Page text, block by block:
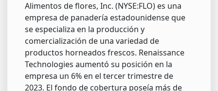
Alimentos de flores, Inc. (NYSE:FLO) es una
empresa de panadería estadounidense que
se especializa en la producción y
comercialización de una variedad de
productos horneados frescos. Renaissance
Technologies aumentó su posición en la
empresa un 6% en el tercer trimestre de
2023. El fondo de cobertura poseía más de